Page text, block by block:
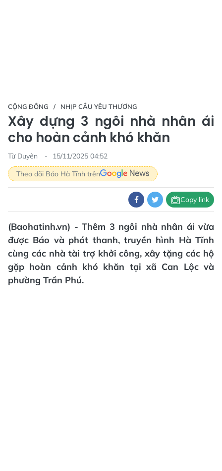
CỘNG ĐỒNG NHỊP CẦU YÊU THƯƠNG
Xây dựng 3 ngôi nhà nhân ái
cho hoàn cảnh khó khăn
Từ Duyên
15/11/2025 04:52
Theo dõi Báo Hà Tĩnh trên
Copy link
(Baohatinh.vn) - Thêm 3 ngôi nhà nhân ái vừa
được Báo và phát thanh, truyền hình Hà Tĩnh
cùng các nhà tài trợ khởi công, xây tặng các hộ
gặp hoàn cảnh khó khăn tại xã Can Lộc và
phường Trần Phú.